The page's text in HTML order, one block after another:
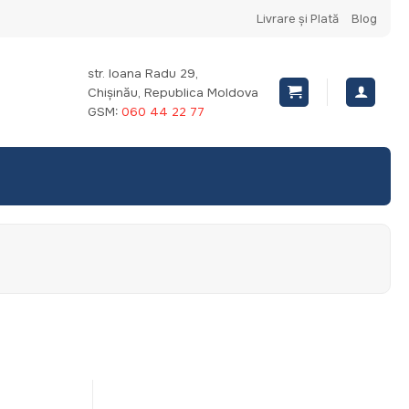
Livrare și Plată Blog
str. Ioana Radu 29,
Chișinău, Republica Moldova
GSM: 060 44 22 77